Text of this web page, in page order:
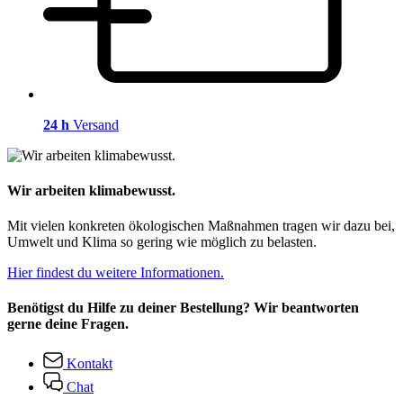
24 h Versand
Wir arbeiten klimabewusst.
Mit vielen konkreten ökologischen Maßnahmen tragen wir dazu bei,
Umwelt und Klima so gering wie möglich zu belasten.
Hier findest du weitere Informationen.
Benötigst du Hilfe zu deiner Bestellung? Wir beantworten
gerne deine Fragen.
Kontakt
Chat